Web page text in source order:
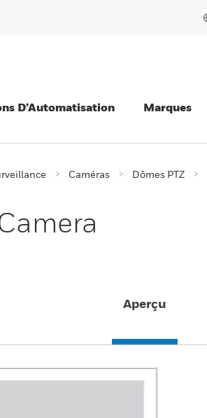
D’Automatisation Marques
Caméras Dômes PTZ
Aperçu